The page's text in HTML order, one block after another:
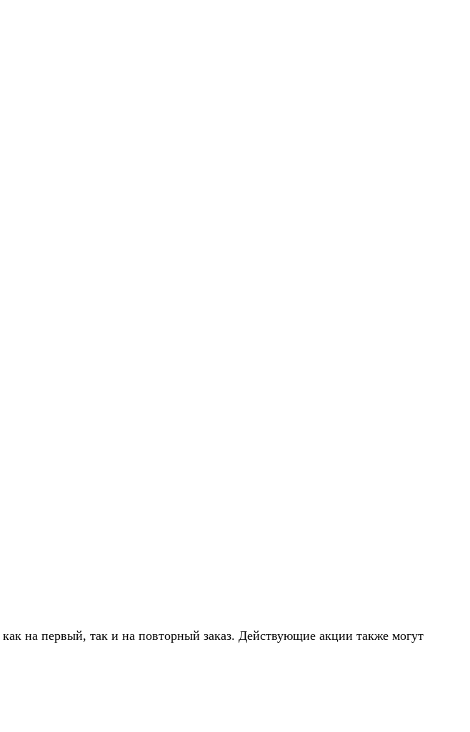
на первый, так и на повторный заказ. Действующие акции также могут